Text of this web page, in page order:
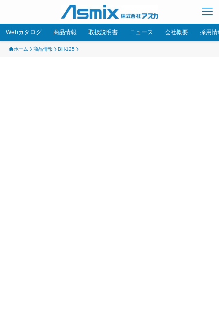
Webカタログ 商品情報 取扱説明書 ニュース 会社概要 採用情
ホーム 商品情報 BH-125